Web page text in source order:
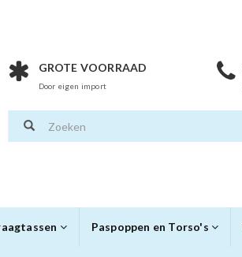
GROTE VOORRAAD
Door eigen import
Paspoppen en Torso's